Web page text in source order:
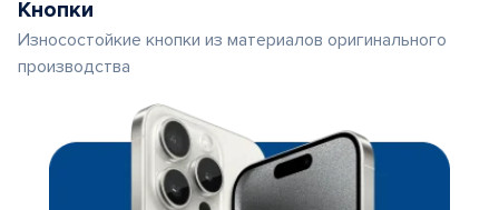
Кнопки
Износостойкие кнопки из материалов оригинального
производства